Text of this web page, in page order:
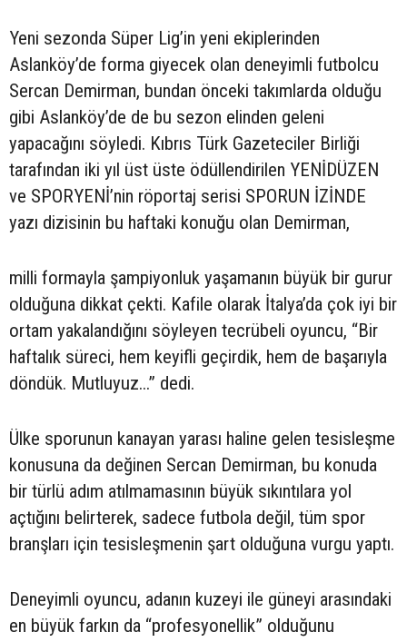
Yeni sezonda Süper Lig’in yeni ekiplerinden
Aslanköy’de forma giyecek olan deneyimli futbolcu
Sercan Demirman, bundan önceki takımlarda olduğu
gibi Aslanköy’de de bu sezon elinden geleni
yapacağını söyledi. Kıbrıs Türk Gazeteciler Birliği
tarafından iki yıl üst üste ödüllendirilen YENİDÜZEN
ve SPORYENİ’nin röportaj serisi SPORUN İZİNDE
yazı dizisinin bu haftaki konuğu olan Demirman,
milli formayla şampiyonluk yaşamanın büyük bir gurur
olduğuna dikkat çekti. Kafile olarak İtalya’da çok iyi bir
ortam yakalandığını söyleyen tecrübeli oyuncu, “Bir
haftalık süreci, hem keyifli geçirdik, hem de başarıyla
döndük. Mutluyuz...” dedi.
Ülke sporunun kanayan yarası haline gelen tesisleşme
konusuna da değinen Sercan Demirman, bu konuda
bir türlü adım atılmamasının büyük sıkıntılara yol
açtığını belirterek, sadece futbola değil, tüm spor
branşları için tesisleşmenin şart olduğuna vurgu yaptı.
Deneyimli oyuncu, adanın kuzeyi ile güneyi arasındaki
en büyük farkın da “profesyonellik” olduğunu